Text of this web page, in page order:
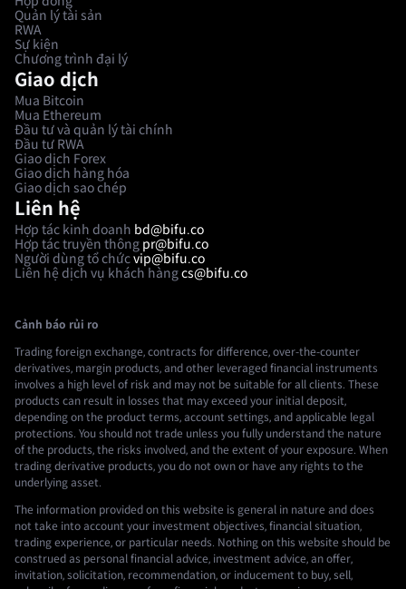
Quản lý tài sản
RWA
Sự kiện
Chương trình đại lý
Giao dịch
Mua Bitcoin
Mua Ethereum
Đầu tư và quản lý tài chính
Đầu tư RWA
Giao dịch Forex
Giao dịch hàng hóa
Giao dịch sao chép
Liên hệ
Hợp tác kinh doanh bd@bifu.co
Hợp tác truyền thông pr@bifu.co
Người dùng tổ chứcvip@bifu.co
Liên hệ dịch vụ khách hàngcs@bifu.co
Cảnh báo rủi ro
Trading foreign exchange, contracts for difference, over-the-counter
derivatives, margin products, and other leveraged financial instruments
involves a high level of risk and may not be suitable for all clients. These
products can result in losses that may exceed your initial deposit,
depending on the product terms, account settings, and applicable legal
protections. You should not trade unless you fully understand the nature
of the products, the risks involved, and the extent of your exposure. When
trading derivative products, you do not own or have any rights to the
underlying asset.
The information provided on this website is general in nature and does
not take into account your investment objectives, financial situation,
trading experience, or particular needs. Nothing on this website should be
construed as personal financial advice, investment advice, an offer,
invitation, solicitation, recommendation, or inducement to buy, sell,